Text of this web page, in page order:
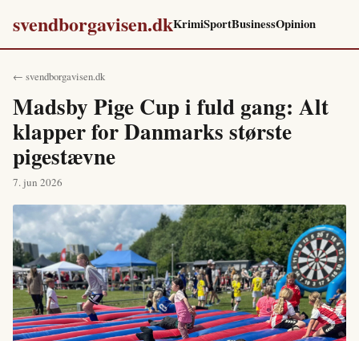
svendborgavisen.dkKrimiSportBusinessOpinion
← svendborgavisen.dk
Madsby Pige Cup i fuld gang: Alt
klapper for Danmarks største
pigestævne
7. jun 2026